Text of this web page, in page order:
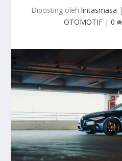
Diposting oleh lintasmasa |
OTOMOTIF | 0